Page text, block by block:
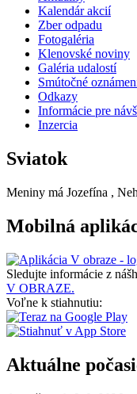
Kalendár akcií
Zber odpadu
Fotogaléria
Klenovské noviny
Galéria udalostí
Smútočné
Odkazy
Informácie pre
Inzercia
Sviatok
Meniny má Jozefína ,
Mobilná
Sledujte informácie z
V OBRAZE.
Voľne k stiahnutiu:
Aktuálne